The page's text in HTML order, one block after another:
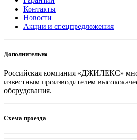
Контакты
Новости
Акции и спецпредложения
Дополнительно
Российская компания «ДЖИЛЕКС»
известным производителем
оборудования.
Схема проезда